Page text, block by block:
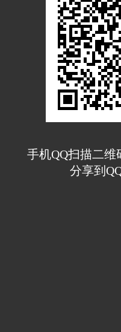
手机QQ扫描二维
分享到